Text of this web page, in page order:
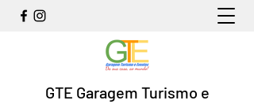
GTE Garagem Turismo e